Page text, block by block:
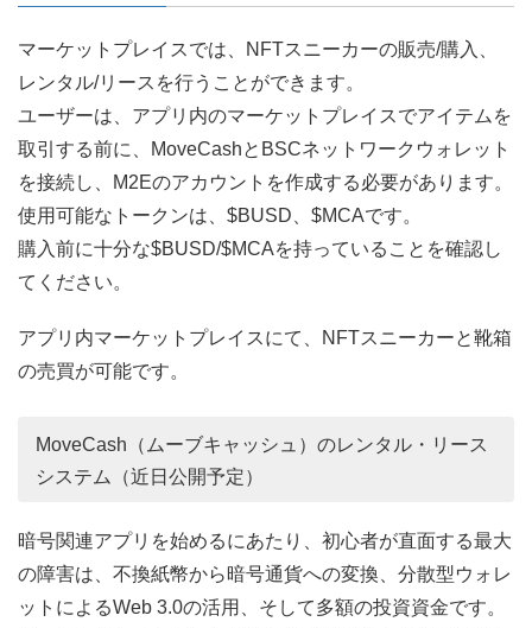
マーケットプレイスでは、NFTスニーカーの販売/購入、
レンタル/リースを行うことができます。
ユーザーは、アプリ内のマーケットプレイスでアイテムを
取引する前に、MoveCashとBSCネットワークウォレット
を接続し、M2Eのアカウントを作成する必要があります。
使用可能なトークンは、$BUSD、$MCAです。
購入前に十分な$BUSD/$MCAを持っていることを確認し
てください。
アプリ内マーケットプレイスにて、NFTスニーカーと靴箱
の売買が可能です。
MoveCash（ムーブキャッシュ）のレンタル・リース
システム（近日公開予定）
暗号関連アプリを始めるにあたり、初心者が直面する最大
の障害は、不換紙幣から暗号通貨への変換、分散型ウォレ
ットによるWeb 3.0の活用、そして多額の投資資金です。